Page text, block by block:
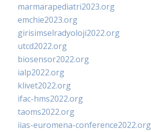
marmarapediatri2023.org
emchie2023.org
girisimselradyoloji2022.org
utcd2022.org
biosensor2022.org
ialp2022.org
klivet2022.org
ifac-hms2022.org
taoms2022.org
iias-euromena-conference2022.org